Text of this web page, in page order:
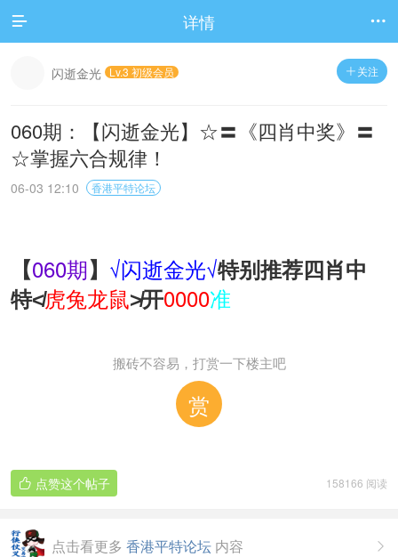
 详情 
 关注
闪逝金光 Lv.3 初级会员
060期：【闪逝金光】☆〓《四肖中奖》〓
☆掌握六合规律！
06-03 12:10 香港平特论坛
【060期】 √闪逝金光√特别推荐四肖中
特≮虎兔龙鼠≯开0000准
搬砖不容易，打赏一下楼主吧
赏
158166 阅读
 点赞这个帖子

点击看更多 香港平特论坛 内容